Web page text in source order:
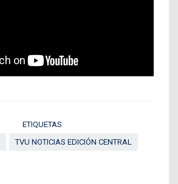
ETIQUETAS
TVU NOTICIAS EDICIÓN CENTRAL